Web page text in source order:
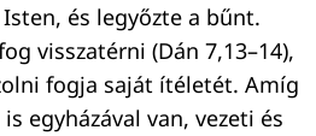
és legyőzte a bűnt.
visszatérni (Dán 7,13–14),
fogja saját ítéletét. Amíg
egyházával van, vezeti és